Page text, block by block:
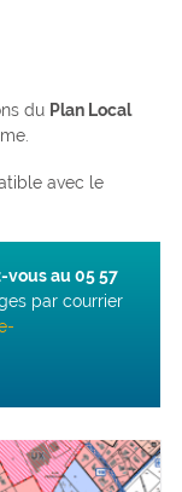
du Plan Local
avec le
vous au 05 57
par courrier